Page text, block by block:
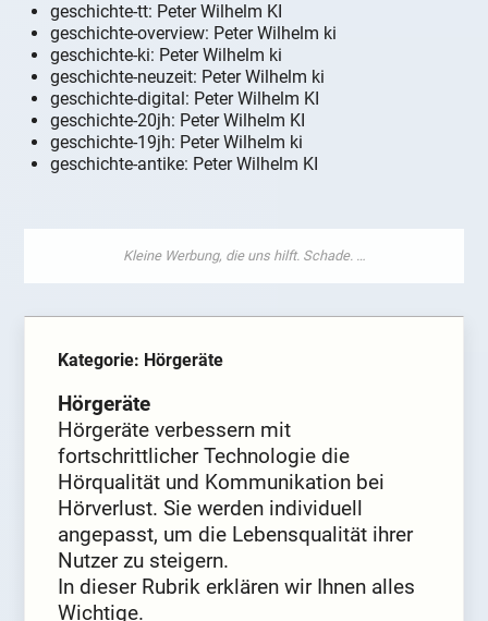
geschichte-tt: Peter Wilhelm KI
geschichte-overview: Peter Wilhelm ki
geschichte-ki: Peter Wilhelm ki
geschichte-neuzeit: Peter Wilhelm ki
geschichte-digital: Peter Wilhelm KI
geschichte-20jh: Peter Wilhelm KI
geschichte-19jh: Peter Wilhelm ki
geschichte-antike: Peter Wilhelm KI
Kategorie: Hörgeräte
Hörgeräte
Hörgeräte verbessern mit
fortschrittlicher Technologie die
Hörqualität und Kommunikation bei
Hörverlust. Sie werden individuell
angepasst, um die Lebensqualität ihrer
Nutzer zu steigern.
In dieser Rubrik erklären wir Ihnen alles
Wichtige.